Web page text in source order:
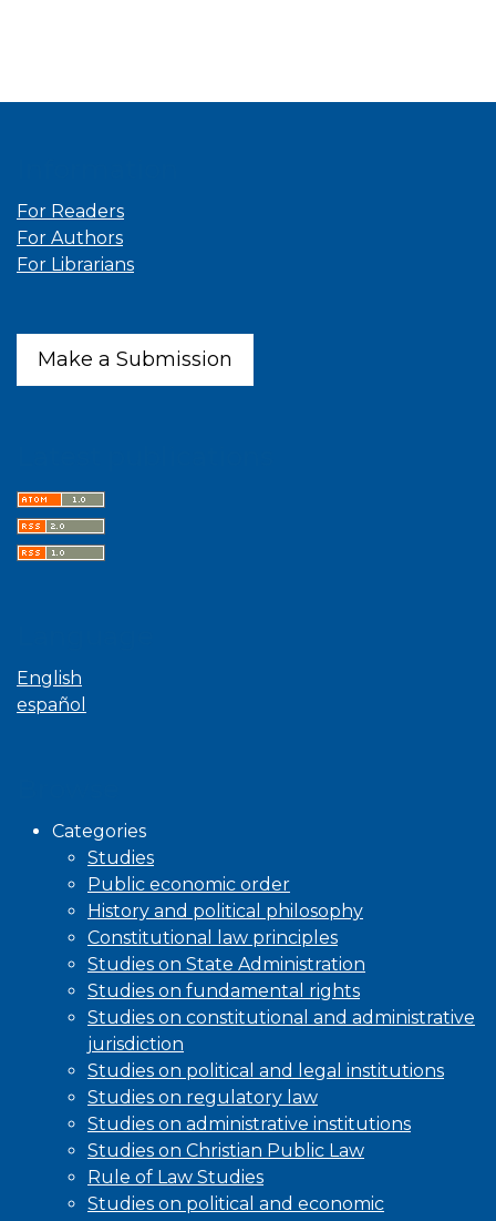
For Readers
For Authors
For Librarians
Make a Submission
English
español
Categories
Studies
Public economic order
History and political philosophy
Constitutional law principles
Studies on State Administration
Studies on fundamental rights
Studies on constitutional and administrative
jurisdiction
Studies on political and legal institutions
Studies on regulatory law
Studies on administrative institutions
Studies on Christian Public Law
Rule of Law Studies
Studies on political and economic